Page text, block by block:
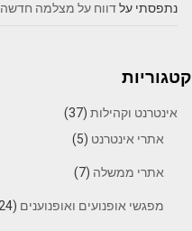
נתפסתי עלדווח על מצלמה חדשה
קטגוריות
אינטרנט וקהילות (37)
אתרי אינטרנט (5)
אתרי ממשלה (7)
מפגשי אופנועים ואופנוענים (24)